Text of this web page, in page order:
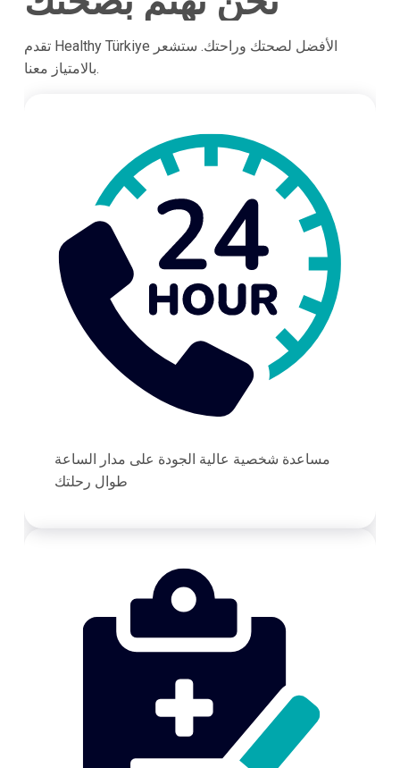
تقدم Healthy Türkiye الأفضل لصحتك وراحتك. ستشعر
بالامتياز معنا.
مساعدة شخصية عالية الجودة على مدار الساعة
طوال رحلتك